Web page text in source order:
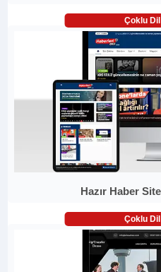
Çoklu
Hazır Haber
Çoklu